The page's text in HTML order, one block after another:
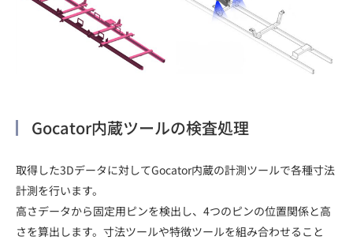
Gocator内蔵ツールの検査処理
取得した3Dデータに対してGocator内蔵の計測ツールで各種寸法
計測を行います。
高さデータから固定用ピンを検出し、4つのピンの位置関係と高
さを算出します。寸法ツールや特徴ツールを組み合わせること